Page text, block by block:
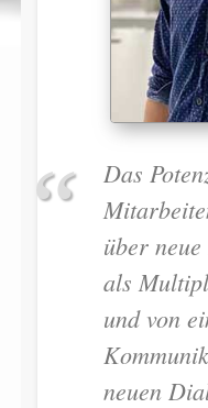
Das
über
als
und von
neuen